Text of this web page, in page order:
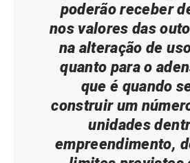
poderão receber
nos valores das
na alteração de
quanto para o
que é quando
construir um
unidades
empreendimento,